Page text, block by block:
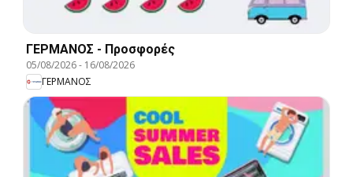
ΓΕΡΜΑΝΟΣ - Προσφορές
05/08/2026- 16/08/2026
ΓΕΡΜΑΝΟΣ